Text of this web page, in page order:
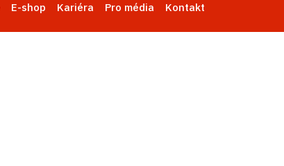
E-shop Kariéra Pro média Kontakt